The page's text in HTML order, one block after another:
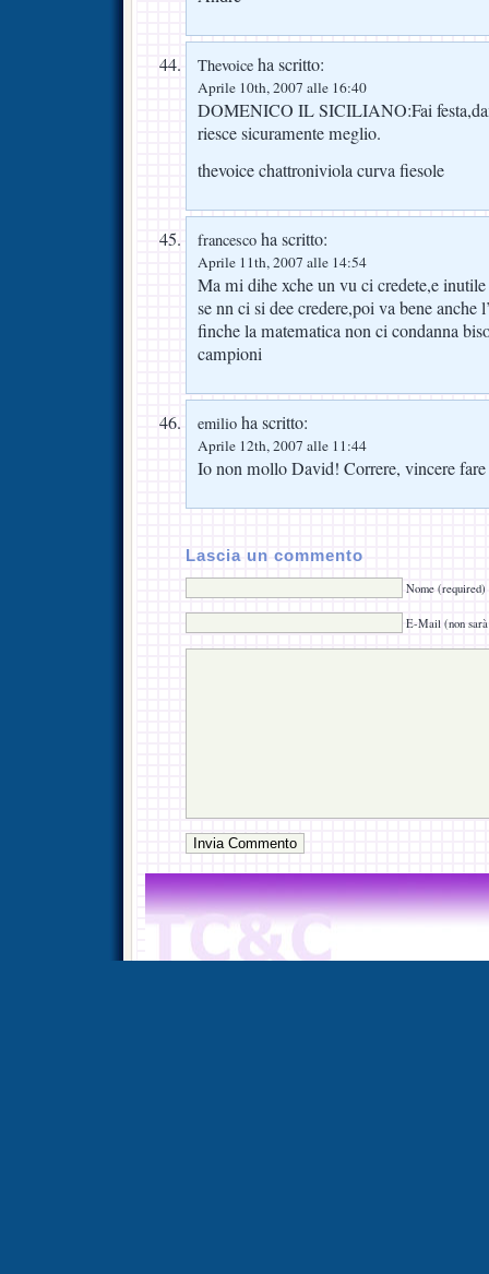
Thevoice ha scritto:
Aprile 10th, 2007 alle 16:40
DOMENICO IL SICILIANO:Fai
riesce sicuramente meglio.
thevoice chattroniviola curva fiesole
francesco ha scritto:
Aprile 11th, 2007 alle 14:54
Ma mi dihe xche un vu ci credete,e
se nn ci si dee credere,poi va bene anche
finche la matematica non ci condanna
campioni
emilio ha scritto:
Aprile 12th, 2007 alle 11:44
Io non mollo David! Correre, vincere
Lascia un commento
Nome (required)
E-Mail (non